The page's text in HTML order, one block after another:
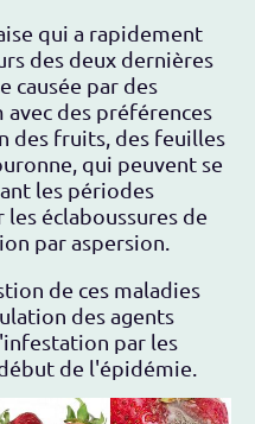
qui a rapidement
des deux dernières
causée par des
des préférences
des fruits, des feuilles
qui peuvent se
les périodes
éclaboussures de
par aspersion.
de ces maladies
des agents
par les
de l'épidémie.